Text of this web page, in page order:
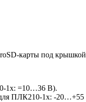
карты под крышкой
1х: =10…36 В).
ПЛК210-1х: -20…+55